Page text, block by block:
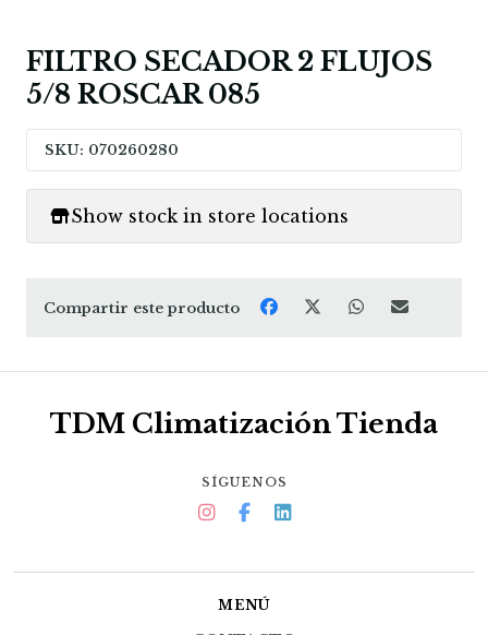
FILTRO SECADOR 2 FLUJOS
5/8 ROSCAR 085
SKU: 070260280
Show stock in store locations
Compartir este producto
TDM Climatización Tienda
SÍGUENOS
MENÚ